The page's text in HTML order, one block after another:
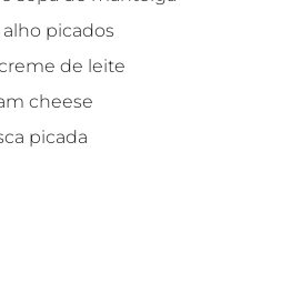
picados
de leite
cheese
picada